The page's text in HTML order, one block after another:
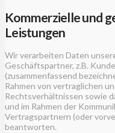
Kommerzielle und
Leistungen
Wir verarbeiten Daten
Geschäftspartner, z.B.
(zusammenfassend
Rahmen von vertraglichen
Rechtsverhältnissen sowie
und im Rahmen der
Vertragspartnern (oder
beantworten.